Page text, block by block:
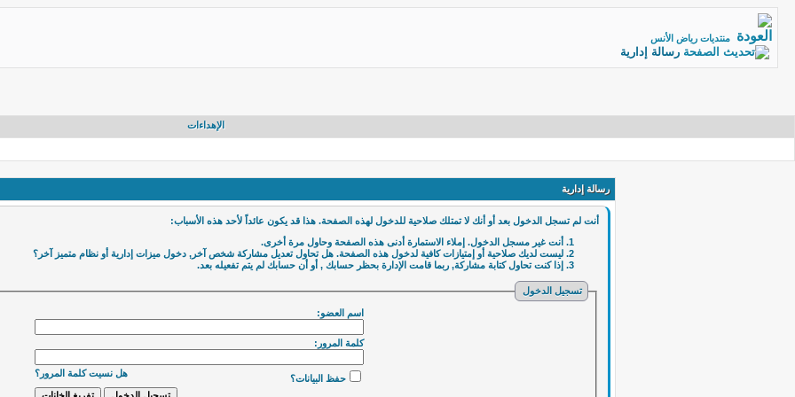
منتديات رياض الأنس
رسالة إدارية
الإهداءات
رسالة إدارية
أنت لم تسجل الدخول بعد أو أنك لا تمتلك صلاحية للدخول لهذه الصفحة. هذا قد يكون عائداً لأحد هذه الأسباب:
أنت غير مسجل الدخول. إملاء الاستمارة أدنى هذه الصفحة وحاول مرة أخرى.
ليست لديك صلاحية أو إمتيازات كافية لدخول هذه الصفحة. هل تحاول تعديل مشاركة شخص آخر, دخول ميزات إدارية أو نظام متميز آخر؟
إذا كنت تحاول كتابة مشاركة, ربما قامت الإدارة بحظر حسابك , أو أن حسابك لم يتم تفعيله بعد.
تسجيل الدخول
اسم العضو:
كلمة المرور:
هل نسيت كلمة المرور؟ حفظ البيانات؟